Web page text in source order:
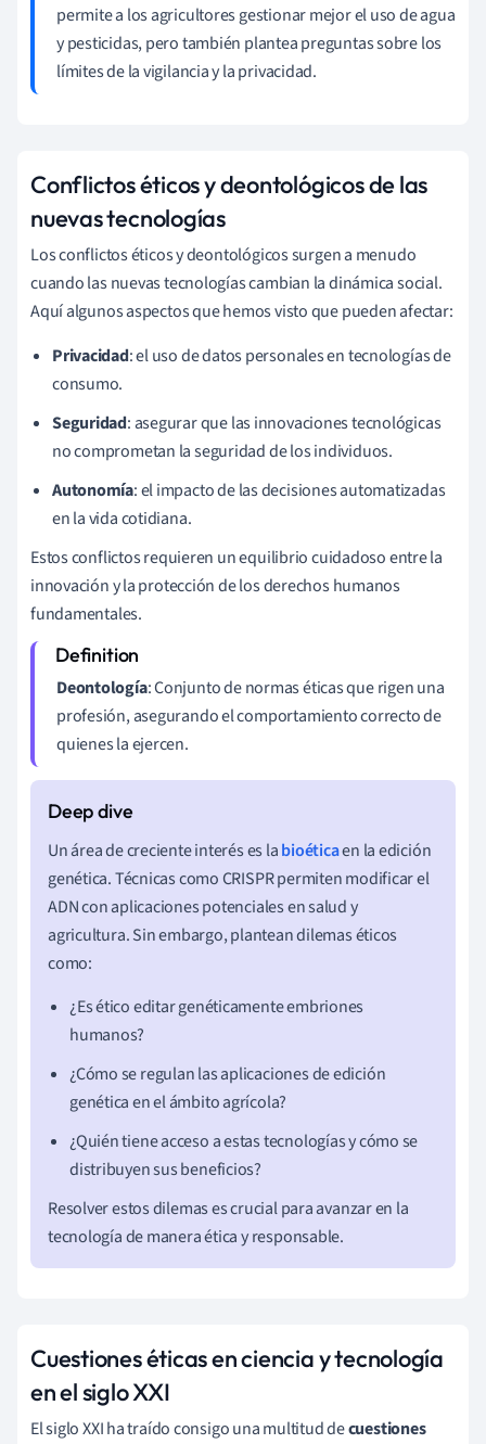
permite a los agricultores gestionar mejor el uso de agua
y pesticidas, pero también plantea preguntas sobre los
límites de la vigilancia y la privacidad.
Conflictos éticos y deontológicos de las
nuevas tecnologías
Los conflictos éticos y deontológicos surgen a menudo
cuando las nuevas tecnologías cambian la dinámica social.
Aquí algunos aspectos que hemos visto que pueden afectar:
Privacidad: el uso de datos personales en tecnologías de
consumo.
Seguridad: asegurar que las innovaciones tecnológicas
no comprometan la seguridad de los individuos.
Autonomía: el impacto de las decisiones automatizadas
en la vida cotidiana.
Estos conflictos requieren un equilibrio cuidadoso entre la
innovación y la protección de los derechos humanos
fundamentales.
Deontología: Conjunto de normas éticas que rigen una
profesión, asegurando el comportamiento correcto de
quienes la ejercen.
Un área de creciente interés es labioéticaen la edición
genética. Técnicas como CRISPR permiten modificar el
ADN con aplicaciones potenciales en salud y
agricultura. Sin embargo, plantean dilemas éticos
como:
¿Es ético editar genéticamente embriones
humanos?
¿Cómo se regulan las aplicaciones de edición
genética en el ámbito agrícola?
¿Quién tiene acceso a estas tecnologías y cómo se
distribuyen sus beneficios?
Resolver estos dilemas es crucial para avanzar en la
tecnología de manera ética y responsable.
Cuestiones éticas en ciencia y tecnología
en el siglo XXI
El siglo XXI ha traído consigo una multitud decuestiones